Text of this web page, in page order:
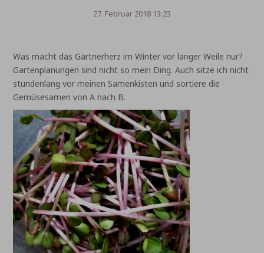
27. Februar 2018 13:23
Was macht das Gärtnerherz im Winter vor langer Weile nur?
Gartenplanungen sind nicht so mein Ding. Auch sitze ich nicht
stundenlang vor meinen Samenkisten und sortiere die
Gemüsesamen von A nach B.